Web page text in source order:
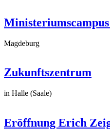
Magdeburg
Zukunftszentrum
in Halle (Saale)
Eröffnung Erich